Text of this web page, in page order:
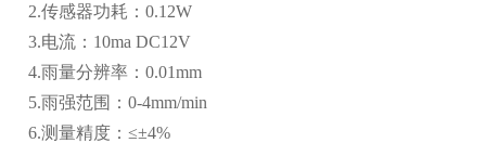
2.传感器功耗：0.12W
3.电流：10ma DC12V
4.雨量分辨率：0.01mm
5.雨强范围：0-4mm/min
6.测量精度：≤±4%